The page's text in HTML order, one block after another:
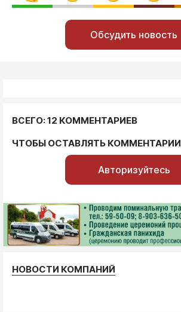
Обсудить новость
ВСЕГО: 12 КОММЕНТАРИЕВ
ЧТОБЫ ОСТАВЛЯТЬ КОММЕНТАРИИ
Авторизуйтесь
НОВОСТИ КОМПАНИЙ